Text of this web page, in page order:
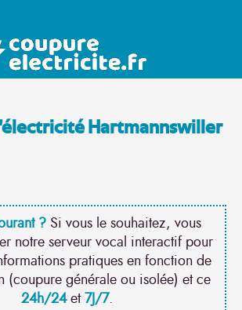
Hartmannswiller
?Si vous le souhaitez, vous
notre serveur vocal interactif pour
pratiques en fonction de
(coupure générale ou isolée) et ce
24h/24et7J/7.